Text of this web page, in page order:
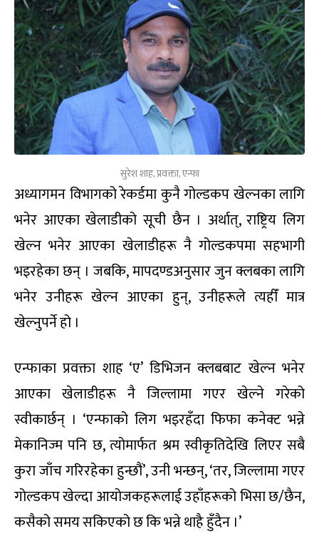
सुरेश शाह, प्रवक्ता, एन्फा
अध्यागमन विभागको रेकर्डमा कुनै गोल्डकप खेल्नका लागि
भनेर आएका खेलाडीको सूची छैन । अर्थात्, राष्ट्रिय लिग
खेल्न भनेर आएका खेलाडीहरू नै गोल्डकपमा सहभागी
भइरहेका छन् । जबकि, मापदण्डअनुसार जुन क्लबका लागि
भनेर उनीहरू खेल्न आएका हुन्, उनीहरूले त्यहीँ मात्र
खेल्नुपर्ने हो ।
एन्फाका प्रवक्ता शाह ‘ए’ डिभिजन क्लबबाट खेल्न भनेर
आएका खेलाडीहरू नै जिल्लामा गएर खेल्ने गरेको
स्वीकार्छन् । ‘एन्फाको लिग भइरहँदा फिफा कनेक्ट भन्ने
मेकानिज्म पनि छ, त्योमार्फत श्रम स्वीकृतिदेखि लिएर सबै
कुरा जाँच गरिरहेका हुन्छौं’, उनी भन्छन्, ‘तर, जिल्लामा गएर
गोल्डकप खेल्दा आयोजकहरूलाई उहाँहरूको भिसा छ/छैन,
कसैको समय सकिएको छ कि भन्ने थाहै हुँदैन ।’